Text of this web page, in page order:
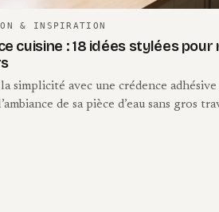
& INSPIRATION
cuisine : 18 idées stylées pour
simplicité avec une crédence adhésive
de sa pièce d’eau sans gros